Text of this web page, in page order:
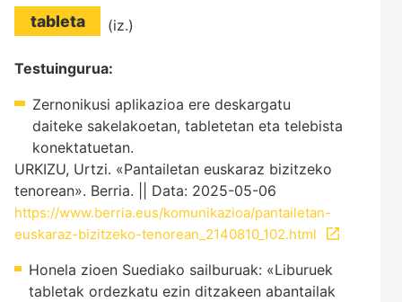
tableta (iz.)
Testuingurua:
Zernonikusi aplikazioa ere deskargatu
daiteke sakelakoetan, tabletetan eta telebista
konektatuetan.
URKIZU, Urtzi. «Pantailetan euskaraz bizitzeko
tenorean». Berria. || Data: 2025-05-06
https://www.berria.eus/komunikazioa/pantailetan-
euskaraz-bizitzeko-tenorean_2140810_102.html
Honela zioen Suediako sailburuak: «Liburuek
tabletak ordezkatu ezin ditzakeen abantailak